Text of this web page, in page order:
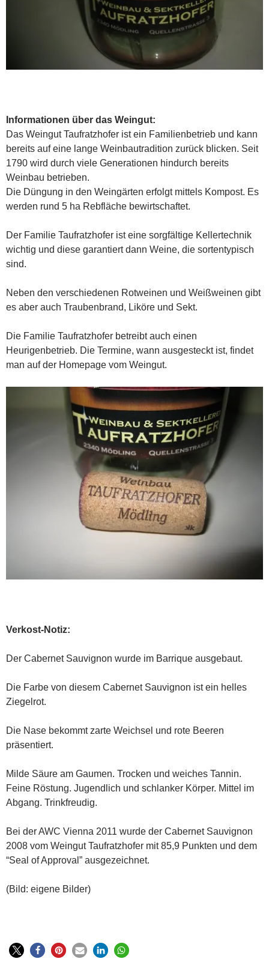
Informationen über das Weingut:
Das Weingut Taufratzhofer ist ein Familienbetrieb und kann
bereits auf eine lange Weinbautradition zurück blicken. Seit
1790 wird durch viele Generationen hindurch bereits
Weinbau betrieben.
Die Düngung in den Weingärten erfolgt mittels Kompost. Es
werden rund 5 ha Rebfläche bewirtschaftet.
Der Familie Taufratzhofer ist eine sorgfältige Kellertechnik
wichtig und diese garantiert dann Weine, die sortentypisch
sind.
Neben den verschiedenen Rotweinen und Weißweinen gibt
es aber auch Traubenbrand, Liköre und Sekt.
Die Familie Taufratzhofer betreibt auch einen
Heurigenbetrieb. Die Termine, wann ausgesteckt ist, findet
man auf der Homepage vom Weingut.
Verkost-Notiz:
Der Cabernet Sauvignon wurde im Barrique ausgebaut.
Die Farbe von diesem Cabernet Sauvignon ist ein helles
Ziegelrot.
Die Nase bekommt zarte Weichsel und rote Beeren
präsentiert.
Milde Säure am Gaumen. Trocken und weiches Tannin.
Feine Röstung. Jugendlich und schlanker Körper. Mittel im
Abgang. Trinkfreudig.
Bei der AWC Vienna 2011 wurde der Cabernet Sauvignon
2008 vom Weingut Taufratzhofer mit 85,9 Punkten und dem
“Seal of Approval” ausgezeichnet.
(Bild: eigene Bilder)